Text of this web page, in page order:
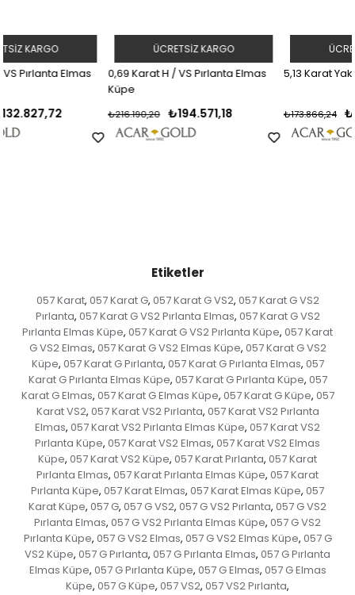
0,69 Karat H / VS Pırlanta Elmas
₺194.571,18
₺216.190,20
ÜCRETSIZ KARGO
5,13 Karat Yakut Elmas Küpe
₺156.479,62
₺173.866,24
ÜCRETSIZ KARGO
Etiketler
057 Karat, 057 Karat G, 057 Karat G VS2, 057 Karat G VS2
Pırlanta, 057 Karat G VS2 Pırlanta Elmas, 057 Karat G VS2
Pırlanta Elmas Küpe, 057 Karat G VS2 Pırlanta Küpe, 057 Karat
G VS2 Elmas, 057 Karat G VS2 Elmas Küpe, 057 Karat G VS2
Küpe, 057 Karat G Pırlanta, 057 Karat G Pırlanta Elmas, 057
Karat G Pırlanta Elmas Küpe, 057 Karat G Pırlanta Küpe, 057
Karat G Elmas, 057 Karat G Elmas Küpe, 057 Karat G Küpe, 057
Karat VS2, 057 Karat VS2 Pırlanta, 057 Karat VS2 Pırlanta
Elmas, 057 Karat VS2 Pırlanta Elmas Küpe, 057 Karat VS2
Pırlanta Küpe, 057 Karat VS2 Elmas, 057 Karat VS2 Elmas
Küpe, 057 Karat VS2 Küpe, 057 Karat Pırlanta, 057 Karat
Pırlanta Elmas, 057 Karat Pırlanta Elmas Küpe, 057 Karat
Pırlanta Küpe, 057 Karat Elmas, 057 Karat Elmas Küpe, 057
Karat Küpe, 057 G, 057 G VS2, 057 G VS2 Pırlanta, 057 G VS2
Pırlanta Elmas, 057 G VS2 Pırlanta Elmas Küpe, 057 G VS2
Pırlanta Küpe, 057 G VS2 Elmas, 057 G VS2 Elmas Küpe, 057 G
VS2 Küpe, 057 G Pırlanta, 057 G Pırlanta Elmas, 057 G Pırlanta
Elmas Küpe, 057 G Pırlanta Küpe, 057 G Elmas, 057 G Elmas
Küpe, 057 G Küpe, 057 VS2, 057 VS2 Pırlanta,